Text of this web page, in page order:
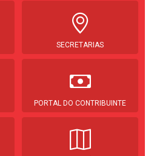
SECRETARIAS
PORTAL DO CONTRIBUINTE